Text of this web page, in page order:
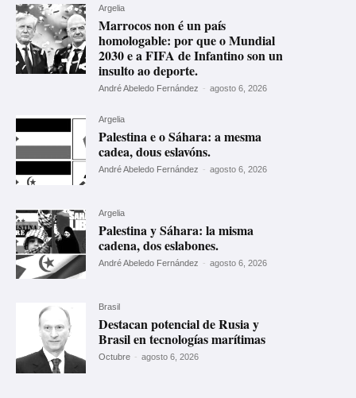
Argelia
Marrocos non é un país
homologable: por que o Mundial
2030 e a FIFA de Infantino son un
insulto ao deporte.
André Abeledo Fernández - agosto 6, 2026
Argelia
Palestina e o Sáhara: a mesma
cadea, dous eslavóns.
André Abeledo Fernández - agosto 6, 2026
Argelia
Palestina y Sáhara: la misma
cadena, dos eslabones.
André Abeledo Fernández - agosto 6, 2026
Brasil
Destacan potencial de Rusia y
Brasil en tecnologías marítimas
Octubre - agosto 6, 2026